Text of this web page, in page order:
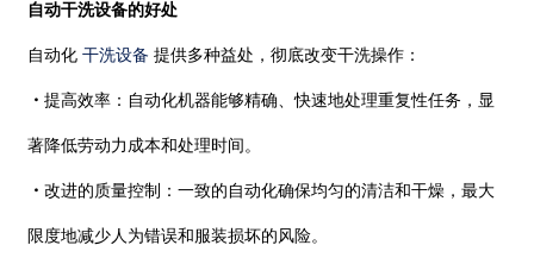
自动干洗设备的好处
自动化 干洗设备 提供多种益处，彻底改变干洗操作：
・ 提高效率：自动化机器能够精确、快速地处理重复性任务，显
著降低劳动力成本和处理时间。
・ 改进的质量控制：一致的自动化确保均匀的清洁和干燥，最大
限度地减少人为错误和服装损坏的风险。